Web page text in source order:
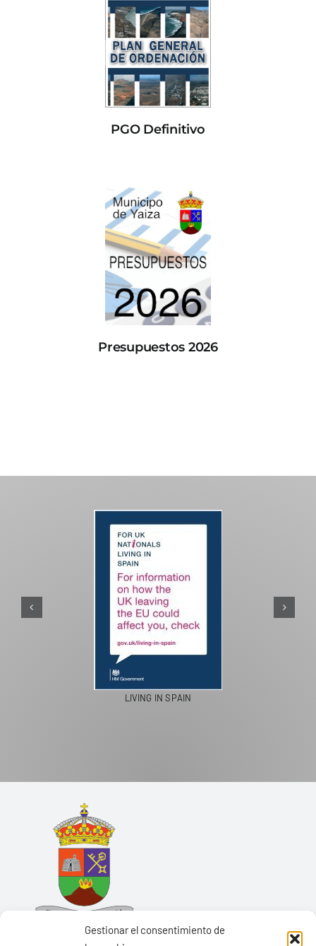
Gestionar el consentimiento de
PGO Definitivo
Presupuestos 2026
LIVING IN SPAIN